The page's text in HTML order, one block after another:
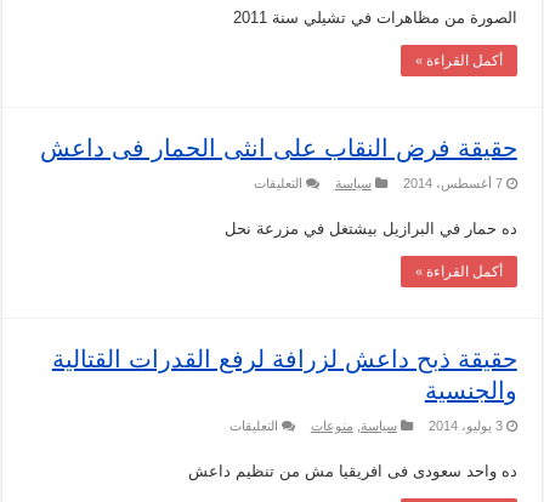
اعضاء
الصورة من مظاهرات في تشيلي سنة 2011
أكمل القراءة »
حقيقة فرض النقاب على انثى الحمار فى داعش
7 أغسطس، 2014 سياسة التعليقات
النقاب
ده حمار في البرازيل بيشتغل في مزرعة نحل
أكمل القراءة »
حقيقة ذبح داعش لزرافة لرفع القدرات القتالية
والجنسية
3 يوليو، 2014 سياسة منوعات التعليقات
داعش
ده واحد سعودى فى افريقيا مش من تنظيم داعش